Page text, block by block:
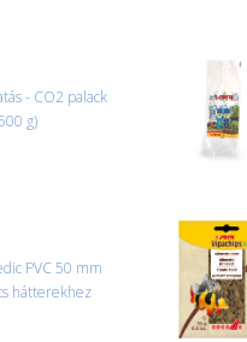
- CO2 palack
g)
PVC 50 mm
hátterekhez